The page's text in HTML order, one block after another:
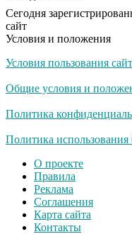
Сегодня
сайт
Условия и положения
Условия пользования
Общие условия и
Политика
Политика использования
О проекте
Правила
Реклама
Соглашения
Карта сайта
Контакты